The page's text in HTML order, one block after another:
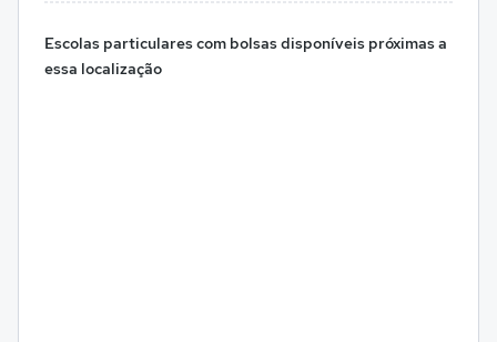
Escolas particulares com bolsas disponíveis próximas a
essa localização